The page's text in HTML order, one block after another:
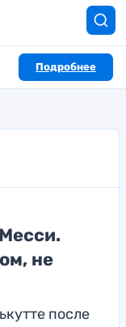
Подробнее
не
после